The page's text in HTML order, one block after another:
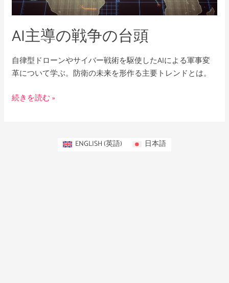
AI主導の戦争の台頭
自律型ドローンやサイバー戦術を駆使したAIによる軍事変
革について学ぶ。防衛の未来を形作る主要トレンドとは。
の
台
頭
続きを読む »
ENGLISH(英語) 日本語